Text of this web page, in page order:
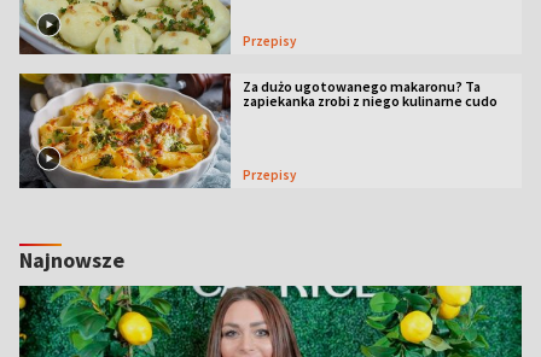
Przepisy
Za dużo ugotowanego makaronu? Ta
zapiekanka zrobi z niego kulinarne cudo
Przepisy
Najnowsze